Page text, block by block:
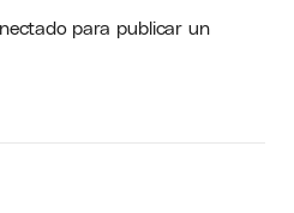
para publicar un